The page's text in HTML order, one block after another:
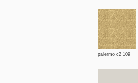
palermo c2 109